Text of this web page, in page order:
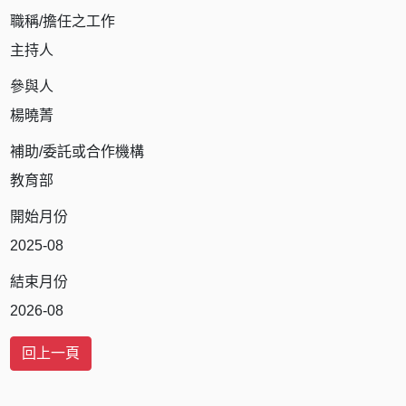
職稱/擔任之工作
主持人
參與人
楊曉菁
補助/委託或合作機構
教育部
開始月份
2025-08
結束月份
2026-08